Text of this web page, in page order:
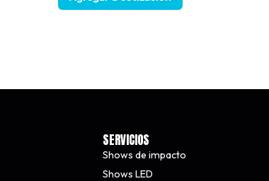
SERVICIOS
Shows de impacto
Shows LED